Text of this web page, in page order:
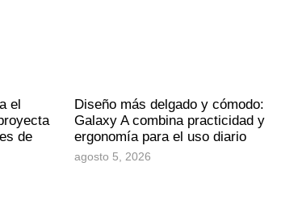
el
de
Diseño más delgado y cómodo:
Galaxy A combina practicidad y
ergonomía para el uso diario
agosto 5, 2026